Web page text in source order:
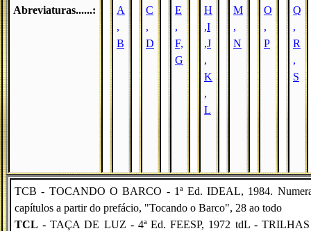
Abreviaturas......:
A
,
B
C
,
D
E
,
F,
G
H
,I
,J
,
K
,
L
M
,
N
O
,
P
Q
,
R
,
S
TCB - TOCANDO O BARCO - 1ª Ed. IDEAL, 1984.
capítulos a partir do prefácio, "Tocando o Barco", 28 ao todo
TCL - TAÇA DE LUZ - 4ª Ed. FEESP, 1972 tdL -